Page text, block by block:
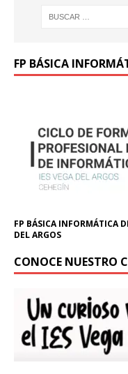
FP BÁSICA
FP BÁSICA INFORMÁTICA
DEL ARGOS
CONOCE NUESTRO